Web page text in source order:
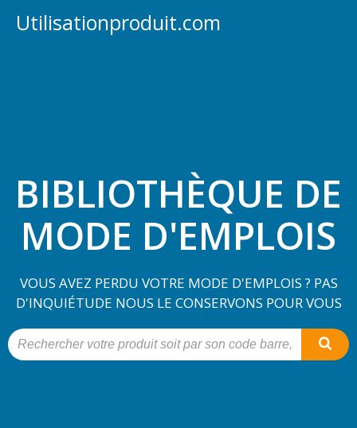
Utilisationproduit.com
BIBLIOTHÈQUE DE
MODE D'EMPLOIS
VOUS AVEZ PERDU VOTRE MODE D'EMPLOIS ? PAS
D'INQUIÉTUDE NOUS LE CONSERVONS POUR VOUS